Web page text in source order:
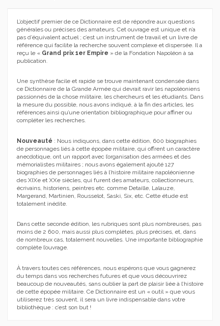
L’objectif premier de ce Dictionnaire est de répondre aux questions
générales ou précises des amateurs. Cet ouvrage est unique et n’a
pas d’équivalent actuel ; c’est un instrument de travail et un livre de
référence qui facilite la recherche souvent complexe et dispersée. Il a
reçu le « Grand prix 1er Empire » de la Fondation Napoléon à sa
publication.
Une synthèse facile et rapide se trouve maintenant condensée dans
ce Dictionnaire de la Grande Armée qui devrait ravir les napoléoniens
passionnés de la chose militaire, les chercheurs et les étudiants. Dans
la mesure du possible, nous avons indiqué, à la fin des articles, les
références ainsi qu’une orientation bibliographique pour affiner ou
compléter les recherches.
Nouveauté : Nous indiquons, dans cette édition, 600 biographies
de personnages liés à cette épopée militaire, qui offrent un caractère
anecdotique, ont un rapport avec l’organisation des armées et des
mémorialistes militaires ; nous avons également ajouté 127
biographies de personnages liés à l’histoire militaire napoléonienne
des XIXe et XXe siècles, qui furent des amateurs, collectionneurs,
écrivains, historiens, peintres etc. comme Detaille, Lalauze,
Margerand, Martinien, Rousselot, Saski, Six, etc. Cette étude est
totalement inédite.
Dans cette seconde édition, les rubriques sont plus nombreuses, pas
moins de 2 600, mais aussi plus complètes, plus précises, et, dans
de nombreux cas, totalement nouvelles. Une importante bibliographie
complète l’ouvrage.
À travers toutes ces références, nous espérons que vous gagnerez
du temps dans vos recherches futures et que vous découvrirez
beaucoup de nouveautés, sans oublier la part de plaisir liée à l’histoire
de cette épopée militaire. Ce Dictionnaire est un « outil » que vous
utiliserez très souvent, il sera un livre indispensable dans votre
bibliothèque : c’est son but !